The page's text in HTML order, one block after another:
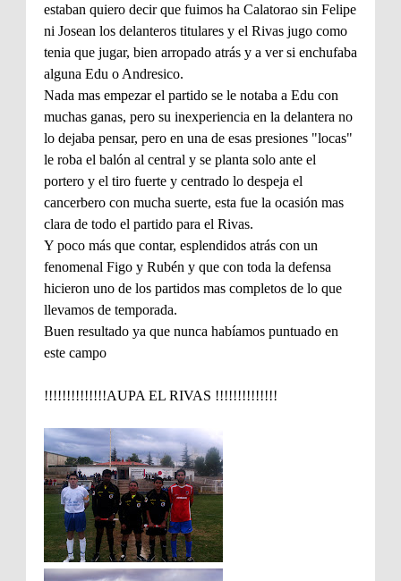
estaban quiero decir que fuimos ha Calatorao sin Felipe
ni Josean los delanteros titulares y el Rivas jugo como
tenia que jugar, bien arropado atrás y a ver si enchufaba
alguna Edu o Andresico.
Nada mas empezar el partido se le notaba a Edu con
muchas ganas, pero su inexperiencia en la delantera no
lo dejaba pensar, pero en una de esas presiones "locas"
le roba el balón al central y se planta solo ante el
portero y el tiro fuerte y centrado lo despeja el
cancerbero con mucha suerte, esta fue la ocasión mas
clara de todo el partido para el Rivas.
Y poco más que contar, esplendidos atrás con un
fenomenal Figo y Rubén y que con toda la defensa
hicieron uno de los partidos mas completos de lo que
llevamos de temporada.
Buen resultado ya que nunca habíamos puntuado en
este campo
!!!!!!!!!!!!!!AUPA EL RIVAS !!!!!!!!!!!!!!